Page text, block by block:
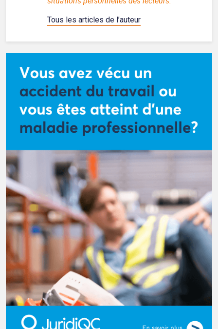
Tous les articles de l’auteur